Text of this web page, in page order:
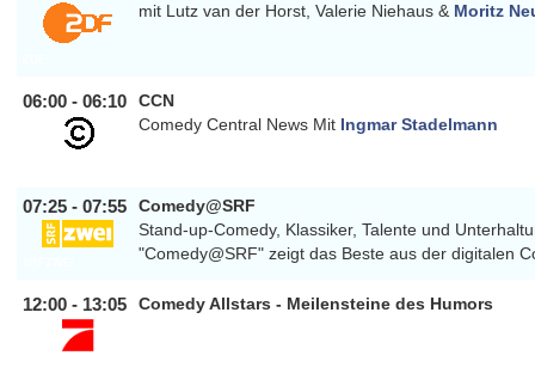
mit Lutz van der Horst, Valerie Niehaus & Moritz
06:00 - 06:10
CCN
Comedy Central News Mit Ingmar Stadelmann
07:25 - 07:55
Comedy@SRF
Stand-up-Comedy, Klassiker, Talente und
"Comedy@SRF" zeigt das Beste aus der digitalen
12:00 - 13:05 Comedy Allstars - Meilensteine des Humors